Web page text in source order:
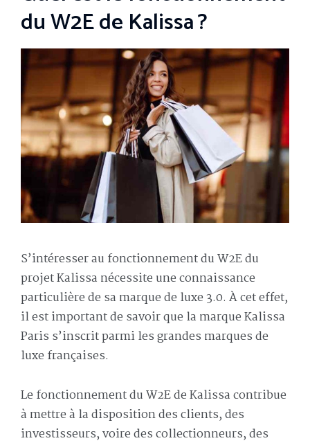
du W2E de Kalissa ?
S’intéresser au fonctionnement du W2E du
projet Kalissa nécessite une connaissance
particulière de sa marque de luxe 3.0. À cet effet,
il est important de savoir que la marque Kalissa
Paris s’inscrit parmi les grandes marques de
luxe françaises.
Le fonctionnement du W2E de Kalissa contribue
à mettre à la disposition des clients, des
investisseurs, voire des collectionneurs, des